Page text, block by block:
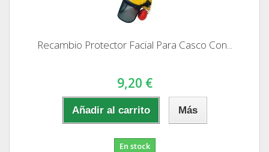
Recambio Protector Facial Para Casco Con...
9,20 €
Añadir al carrito Más
En stock